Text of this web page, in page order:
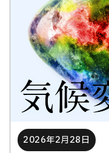
2026年2月28日